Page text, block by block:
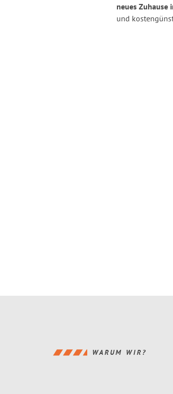
neues Zuhause
und
WARUM WIR?